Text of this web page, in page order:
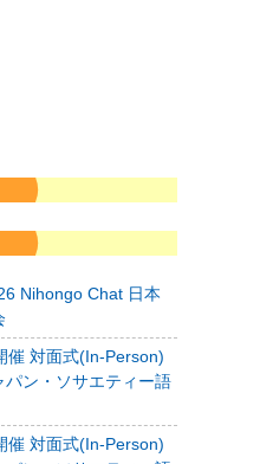
Nihongo Chat 日本
催 対面式(In-Person)
ン・ソサエティー語
催 対面式(In-Person)